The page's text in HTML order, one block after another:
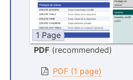
1 Page
PDF (recommended)
PDF (1 page)